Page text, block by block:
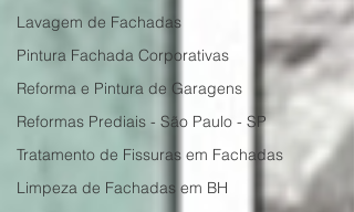
Lavagem de Fachadas
Pintura Fachada Corporativas
Reforma e Pintura de Garagens
Reformas Prediais - São Paulo - SP
Tratamento de Fissuras em Fachadas
Limpeza de Fachadas em BH